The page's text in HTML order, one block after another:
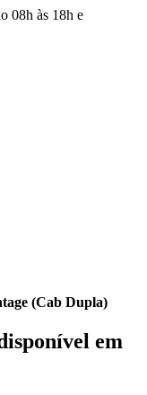
08h às 18h e
(Cab Dupla)
em